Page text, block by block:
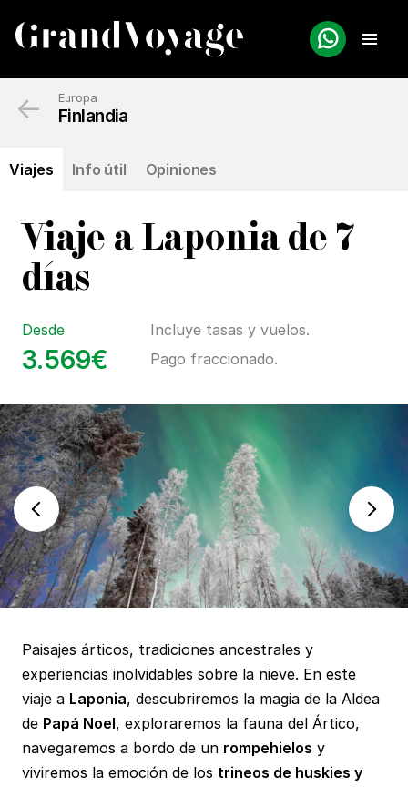
Europa
Finlandia
Viajes Info útil Opiniones
←
Viaje a Laponia de 7
días
Desde
3.569€
Incluye tasas y vuelos.
Pago fraccionado.
Paisajes árticos, tradiciones ancestrales y
experiencias inolvidables sobre la nieve. En este
viaje a Laponia, descubriremos la magia de la Aldea
de Papá Noel, exploraremos la fauna del Ártico,
navegaremos a bordo de un rompehielos y
viviremos la emoción de los trineos de huskies y